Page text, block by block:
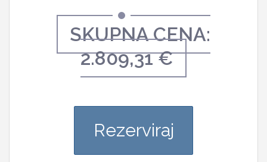
SKUPNA CENA:
2.809,31 €
Rezerviraj